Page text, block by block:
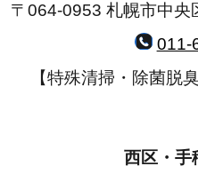
〒064-0953 札幌市中
011-
【特殊清掃・除菌脱
西区・手